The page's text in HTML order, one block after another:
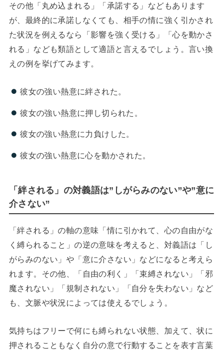
その他「丸め込まれる」「承諾する」などもあります
が、最終的に承諾しなくても、相手の情に強く引かされ
た状況を例えるなら「影響を強く受ける」「心を動かさ
れる」なども類語として適語と言えるでしょう。言い換
えの例を挙げてみます。
彼女の強い熱意に絆された。
彼女の強い熱意に押し切られた。
彼女の強い熱意に力負けした。
彼女の強い熱意に心を動かされた。
「絆される」の対義語は”しがらみのない”や”意に
介さない”
「絆される」の軸の意味「情に引かれて、心の自由がな
く縛られること」の逆の意味を考えると、対義語は「し
がらみのない」や「意に介さない」などになると考えら
れます。その他、「自由の利く」「束縛されない」「邪
魔されない」「規制されない」「自分を失わない」など
も、文脈や状況によっては使えるでしょう。
気持ちはフリーで何にも縛られない状態、加えて、状に
押されることもなく自分の意で行動することを表す言葉